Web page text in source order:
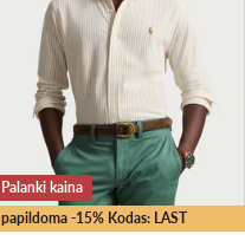
papildoma -15% Kodas: LAST
Palanki kaina